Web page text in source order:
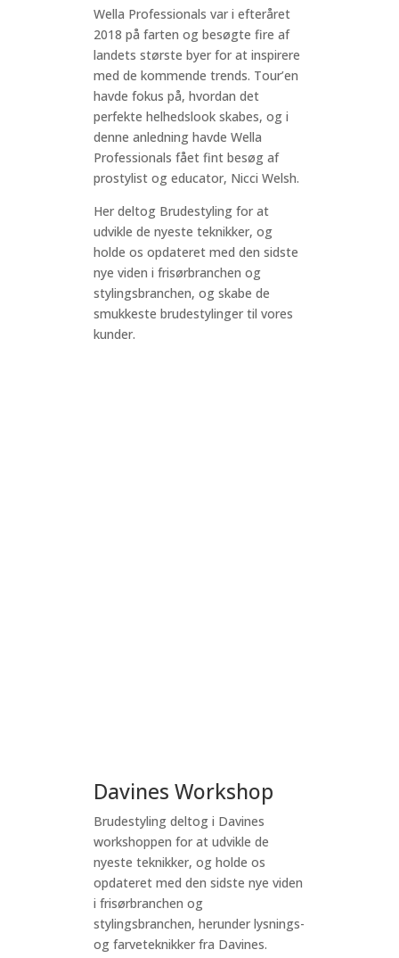
Wella Professionals var i efteråret
2018 på farten og besøgte fire af
landets største byer for at inspirere
med de kommende trends. Tour’en
havde fokus på, hvordan det
perfekte helhedslook skabes, og i
denne anledning havde Wella
Professionals fået fint besøg af
prostylist og educator, Nicci Welsh.
Her deltog Brudestyling for at
udvikle de nyeste teknikker, og
holde os opdateret med den sidste
nye viden i frisørbranchen og
stylingsbranchen, og skabe de
smukkeste brudestylinger til vores
kunder.
Davines Workshop
Brudestyling deltog i Davines
workshoppen for at udvikle de
nyeste teknikker, og holde os
opdateret med den sidste nye viden
i frisørbranchen og
stylingsbranchen, herunder lysnings-
og farveteknikker fra Davines.